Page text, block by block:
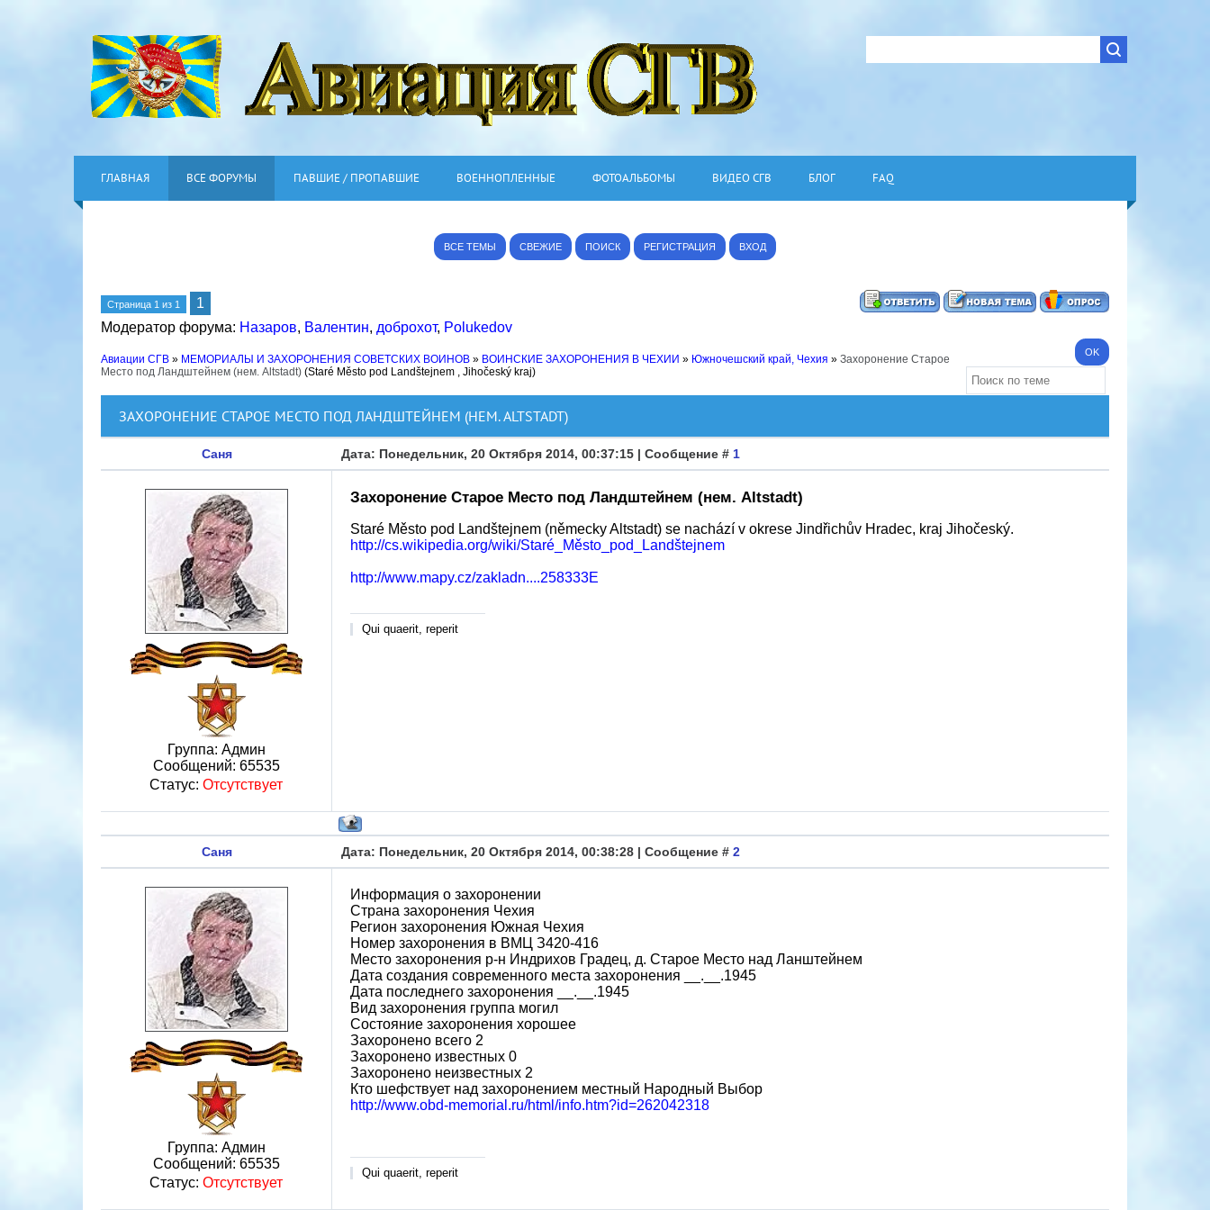
ГЛАВНАЯ ВСЕ ФОРУМЫ ПАВШИЕ / ПРОПАВШИЕ ВОЕННОПЛЕННЫЕ ФОТОАЛЬБОМЫ ВИДЕО СГВ БЛОГ FAQ
ВСЕ ТЕМЫ СВЕЖИЕ ПОИСК РЕГИСТРАЦИЯ ВХОД
Страница 1 из 1
1
Модератор форума: Назаров, Валентин, доброхот, Polukedov
Авиации СГВ » МЕМОРИАЛЫ И ЗАХОРОНЕНИЯ СОВЕТСКИХ ВОИНОВ » ВОИНСКИЕ ЗАХОРОНЕНИЯ В ЧЕХИИ » Южночешский край, Чехия » Захоронение Старое
Место под Ландштейнем (нем. Altstadt) (Staré Město pod Landštejnem , Jihočeský kraj)
ЗАХОРОНЕНИЕ СТАРОЕ МЕСТО ПОД ЛАНДШТЕЙНЕМ (НЕМ. ALTSTADT)
Саня Дата: Понедельник, 20 Октября 2014, 00:37:15 | Сообщение # 1
Группа: Админ
Сообщений: 65535
Статус: Отсутствует
Захоронение Старое Место под Ландштейнем (нем. Altstadt)
Staré Město pod Landštejnem (německy Altstadt) se nachází v okrese Jindřichův Hradec, kraj Jihočeský.
http://cs.wikipedia.org/wiki/Staré_Město_pod_Landštejnem
http://www.mapy.cz/zakladn....258333E
Qui quaerit, reperit
Саня Дата: Понедельник, 20 Октября 2014, 00:38:28 | Сообщение # 2
Группа: Админ
Сообщений: 65535
Статус: Отсутствует
Информация о захоронении
Страна захоронения Чехия
Регион захоронения Южная Чехия
Номер захоронения в ВМЦ З420-416
Место захоронения р-н Индрихов Градец, д. Старое Место над Ланштейнем
Дата создания современного места захоронения __.__.1945
Дата последнего захоронения __.__.1945
Вид захоронения группа могил
Состояние захоронения хорошее
Захоронено всего 2
Захоронено известных 0
Захоронено неизвестных 2
Кто шефствует над захоронением местный Народный Выбор
http://www.obd-memorial.ru/html/info.htm?id=262042318
Qui quaerit, reperit